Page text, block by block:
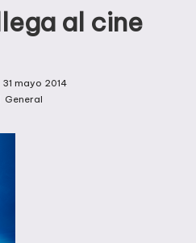
al cine
31 mayo 2014
General